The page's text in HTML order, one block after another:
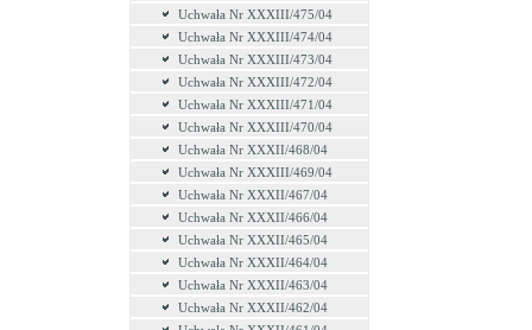
Uchwała Nr XXXIII/475/04
Uchwała Nr XXXIII/474/04
Uchwała Nr XXXIII/473/04
Uchwała Nr XXXIII/472/04
Uchwała Nr XXXIII/471/04
Uchwała Nr XXXIII/470/04
Uchwała Nr XXXII/468/04
Uchwała Nr XXXIII/469/04
Uchwała Nr XXXII/467/04
Uchwała Nr XXXII/466/04
Uchwała Nr XXXII/465/04
Uchwała Nr XXXII/464/04
Uchwała Nr XXXII/463/04
Uchwała Nr XXXII/462/04